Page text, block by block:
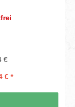
€
€ *